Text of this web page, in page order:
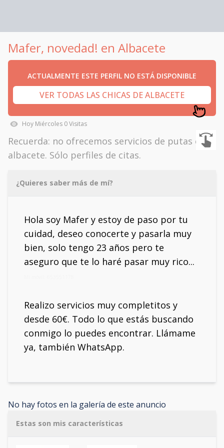
Mafer, novedad! en Albacete
ACTUALMENTE ESTE PERFIL NO ESTÁ DISPONIBLE
VER TODAS LAS CHICAS DE ALBACETE
Hoy Miércoles 0Visitas
Recuerda: no ofrecemos servicios de putas en
albacete. Sólo perfiles de citas.
¿Quieres saber más de mí?
Hola soy Mafer y estoy de paso por tu
cuidad, deseo conocerte y pasarla muy
bien, solo tengo 23 años pero te
aseguro que te lo haré pasar muy rico...
Realizo servicios muy completitos y
desde 60€. Todo lo que estás buscando
conmigo lo puedes encontrar. Llámame
ya, también WhatsApp.
No hay fotos en la galería de este anuncio
Estas son mis características